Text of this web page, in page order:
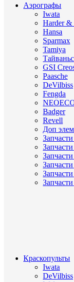
Аэрографы
Iwata
Harder &
Hansa
Sparmax
Tamiya
GSI
Paasche
DeVilbiss
Fengda
Badger
Revell
Доп
Краскопульты
Iwata
DeVilbiss